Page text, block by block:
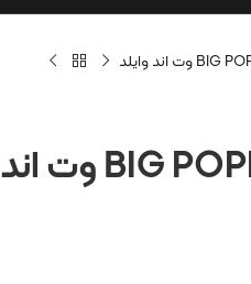
ریمل حجم دهنده BIG POPPA وت اند